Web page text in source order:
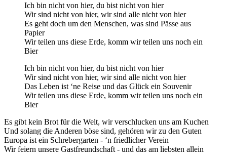
Ich bin nicht von hier, du bist nicht von hier
Wir sind nicht von hier, wir sind alle nicht von hier
Es geht doch um den Menschen, was sind Pässe aus
Papier
Wir teilen uns diese Erde, komm wir teilen uns noch ein
Bier
Ich bin nicht von hier, du bist nicht von hier
Wir sind nicht von hier, wir sind alle nicht von hier
Das Leben ist ‘ne Reise und das Glück ein Souvenir
Wir teilen uns diese Erde, komm wir teilen uns noch ein
Bier
Es gibt kein Brot für die Welt, wir verschlucken uns am Kuchen
Und solang die Anderen böse sind, gehören wir zu den Guten
Europa ist ein Schrebergarten - ‘n friedlicher Verein
Wir feiern unsere Gastfreundschaft - und das am liebsten allein